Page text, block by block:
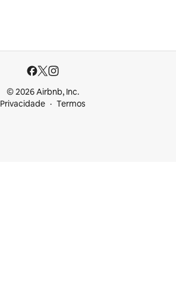
© 2026 Airbnb, Inc.
Privacidade
Termos